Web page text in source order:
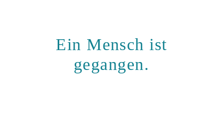
Ein Mensch ist
gegangen.